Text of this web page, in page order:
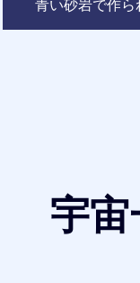
青い砂岩で作
宇